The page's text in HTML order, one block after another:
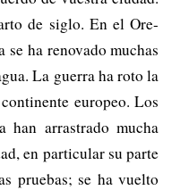
de siglo. En el Ore-
ha renovado muchas
La guerra ha roto la
europeo. Los
arrastrado mucha
en particular su parte
pruebas; se ha vuelto